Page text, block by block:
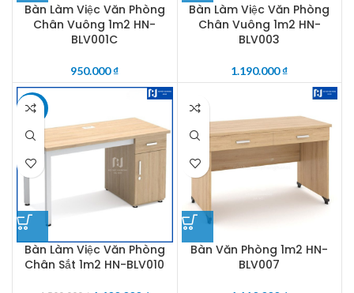
Bàn Làm Việc Văn Phòng
Chân Vuông 1m2 HN-
BLV001C
950.000₫
Bàn Làm Việc Văn Phòng
Chân Vuông 1m2 HN-
BLV003
1.190.000₫
-7%
Bàn Làm Việc Văn Phòng
Chân Sắt 1m2 HN-BLV010
Bàn Văn Phòng 1m2 HN-
BLV007